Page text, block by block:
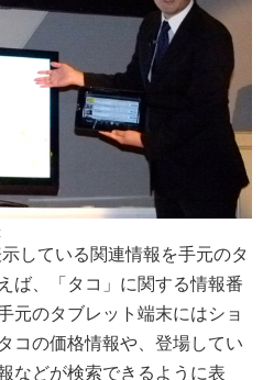
している関連情報を手元のタ
ば、「タコ」に関する情報番
元のタブレット端末にはショ
コの価格情報や、登場してい
などが検索できるように表